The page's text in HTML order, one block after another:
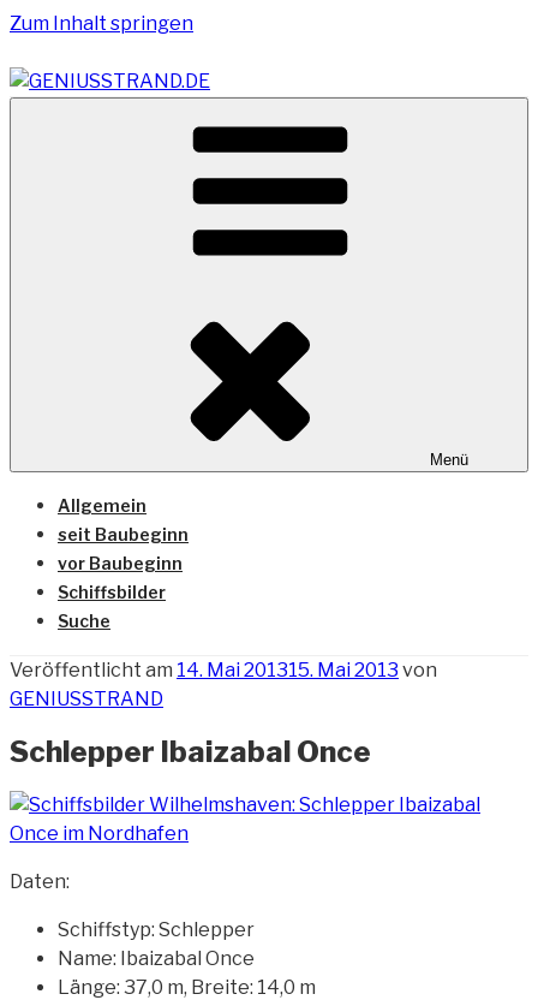
Zum Inhalt springen
GENIUSSTRAND.DE
Vom Geniusstrand zum JadeWeserPort/Container
Terminal Wilhelmshaven
Menü
Allgemein
seit Baubeginn
vor Baubeginn
Schiffsbilder
Suche
Veröffentlicht am 14. Mai 201315. Mai 2013 von
GENIUSSTRAND
Schlepper Ibaizabal Once
Daten:
Schiffstyp: Schlepper
Name: Ibaizabal Once
Länge: 37,0 m, Breite: 14,0 m